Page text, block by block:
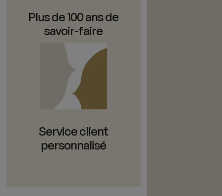
Plus de 100 ans de
savoir-faire
Service client
personnalisé